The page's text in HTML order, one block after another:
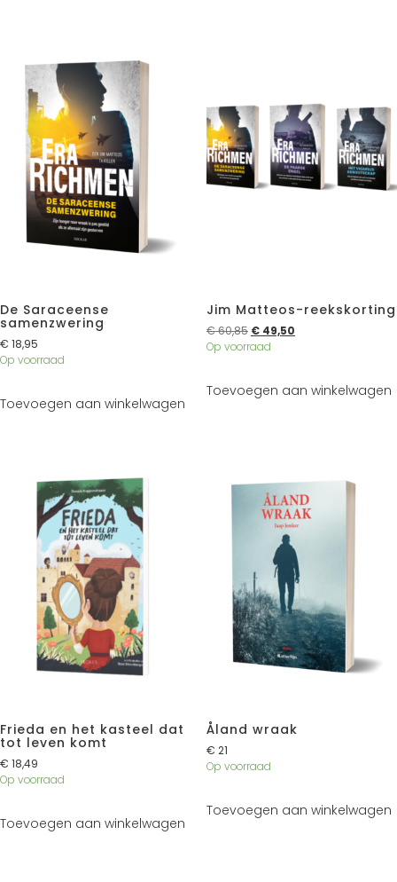
De Saraceense
samenzwering
€ 18,95
Op voorraad
Toevoegen aan winkelwagen
Jim Matteos-reekskorting
€60,85 €49,50
Op voorraad
Toevoegen aan winkelwagen
Frieda en het kasteel dat
tot leven komt
€ 18,49
Op voorraad
Toevoegen aan winkelwagen
Åland wraak
€ 21
Op voorraad
Toevoegen aan winkelwagen